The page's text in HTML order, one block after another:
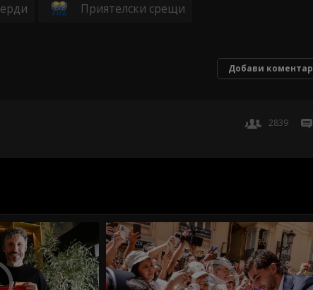
Приятелски срещи
Добави коментар
2839